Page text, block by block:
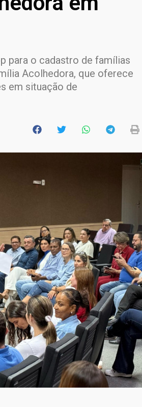
para o cadastro de famílias
Acolhedora, que oferece
em situação de